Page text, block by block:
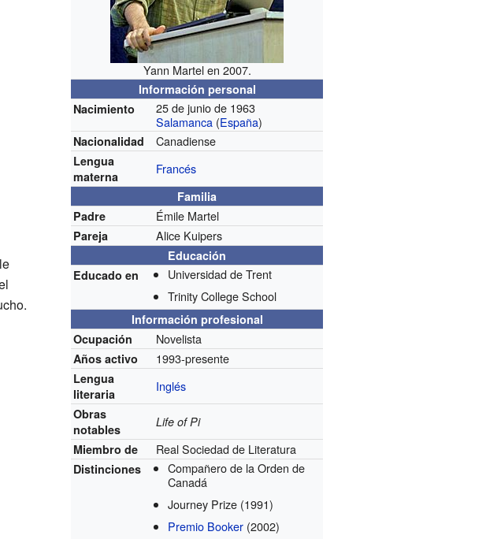
Yann Martel en 2007.
Información personal
Nacimiento
25 de junio de 1963
Salamanca (España)
Nacionalidad Canadiense
Lengua
materna
Francés
Familia
Padre
Émile Martel
Pareja Alice Kuipers
Educación
Educado en
Universidad de Trent
Trinity College School
Información profesional
Ocupación
Novelista
Años activo 1993-presente
Lengua
literaria
Inglés
Obras
notables
Life of Pi
Miembro de
Real Sociedad de Literatura
Distinciones
Compañero de la Orden de
Canadá
Journey Prize (1991)
Premio Booker (2002)